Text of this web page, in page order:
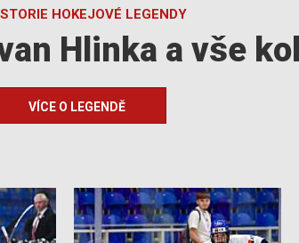
HOKEJOVÉ LEGENDY
Hlinka a vše
VÍCE O LEGENDĚ